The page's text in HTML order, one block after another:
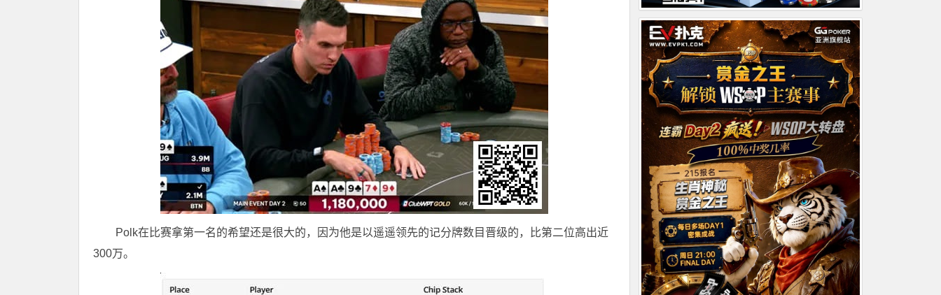
Polk在比赛拿第一名的希望还是很大的，因为他是以遥遥领先的记分牌数目晋级的，比第二位高出近
300万。